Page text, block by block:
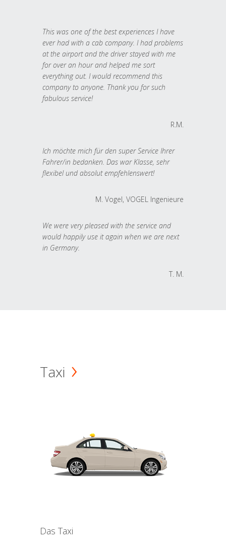
This was one of the best experiences I have
ever had with a cab company. I had problems
at the airport and the driver stayed with me
for over an hour and helped me sort
everything out. I would recommend this
company to anyone. Thank you for such
fabulous service!
R.M.
Ich möchte mich für den super Service Ihrer
Fahrer/in bedanken. Das war Klasse, sehr
flexibel und absolut empfehlenswert!
M. Vogel, VOGEL Ingenieure
We were very pleased with the service and
would happily use it again when we are next
in Germany.
T. M.
Taxi
Das Taxi